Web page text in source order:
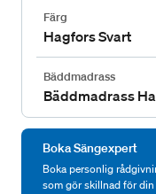
Färg
Hagfors Svart
Bäddmadrass
Bäddmadrass
Boka Sängexpert
Boka personlig
som gör skillnad för din